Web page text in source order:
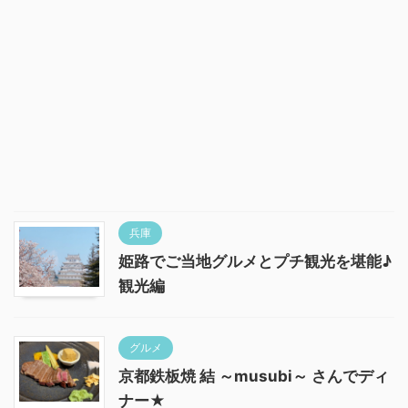
兵庫
姫路でご当地グルメとプチ観光を堪能♪
観光編
グルメ
京都鉄板焼 結 ～musubi～ さんでディ
ナー★